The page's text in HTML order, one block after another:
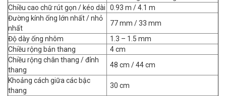
Chiều cao chữ rút gọn / kéo dài
0.93 m / 4.1 m
Đường kính ống lớn nhất / nhỏ
nhất
77 mm / 33 mm
Độ dày ống nhôm
1.3 – 1.5 mm
Chiều rộng bản thang
4 cm
Chiều rộng chân thang / đỉnh
thang
48 cm / 44 cm
Khoảng cách giữa các bậc
thang
30 cm